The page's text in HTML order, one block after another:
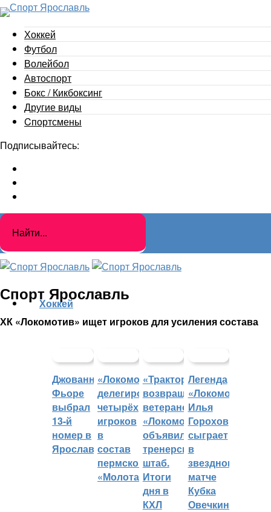
Хоккей
Футбол
Волейбол
Автоспорт
Бокс / Кикбоксинг
Другие виды
Cпортсмены
Подписывайтесь:
Спорт Ярославль
ХК «Локомотив» ищет игроков для усиления состава
Хоккей
Джованни
Фьоре
выбрал
13-й
номер в
Ярославле
«Локомотив»
делегировал
четырёх
игроков
в
состав
пермского
«Молота»
«Трактор»
возвращает
ветеранов,
«Локомотив»
объявил
тренерский
штаб.
Итоги
дня в
КХЛ
Легенда
«Локомотива»
Илья
Горохов
сыграет
в
звездном
матче
Кубка
Овечкина